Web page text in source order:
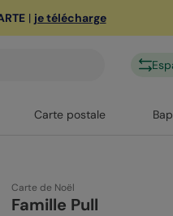
| je télécharge
Carte postale
Carte de Noël
Famille Pull